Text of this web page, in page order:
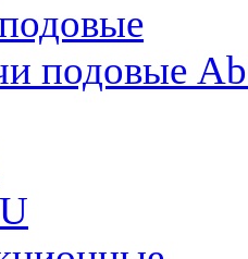
подовые